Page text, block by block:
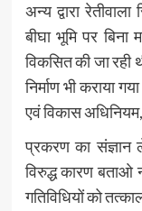
अन्य द्वारा
बीघा भूमि पर बिना
विकसित की जा रही
निर्माण भी कराया
एवं विकास
प्रकरण का संज्ञान
विरुद्ध कारण बताओ
गतिविधियों को